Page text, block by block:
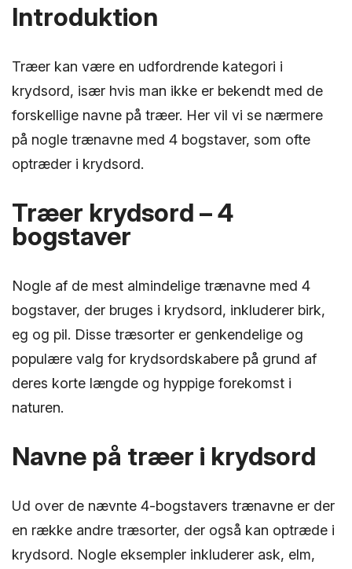
Introduktion
Træer kan være en udfordrende kategori i
krydsord, især hvis man ikke er bekendt med de
forskellige navne på træer. Her vil vi se nærmere
på nogle trænavne med 4 bogstaver, som ofte
optræder i krydsord.
Træer krydsord – 4
bogstaver
Nogle af de mest almindelige trænavne med 4
bogstaver, der bruges i krydsord, inkluderer birk,
eg og pil. Disse træsorter er genkendelige og
populære valg for krydsordskabere på grund af
deres korte længde og hyppige forekomst i
naturen.
Navne på træer i krydsord
Ud over de nævnte 4-bogstavers trænavne er der
en række andre træsorter, der også kan optræde i
krydsord. Nogle eksempler inkluderer ask, elm,